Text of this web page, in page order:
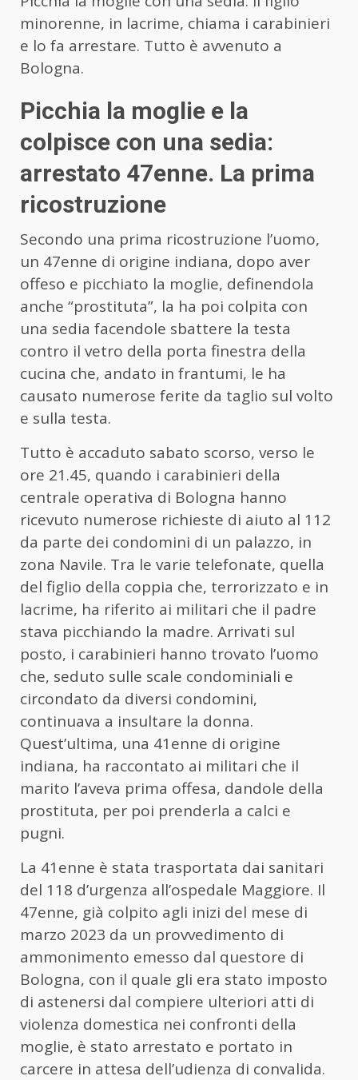
minorenne, in lacrime, chiama i carabinieri
e lo fa arrestare. Tutto è avvenuto a
Bologna.
Picchia la moglie e la
colpisce con una sedia:
arrestato 47enne. La prima
ricostruzione
Secondo una prima ricostruzione l’uomo,
un 47enne di origine indiana, dopo aver
offeso e picchiato la moglie, definendola
anche “prostituta”, la ha poi colpita con
una sedia facendole sbattere la testa
contro il vetro della porta finestra della
cucina che, andato in frantumi, le ha
causato numerose ferite da taglio sul volto
e sulla testa.
Tutto è accaduto sabato scorso, verso le
ore 21.45, quando i carabinieri della
centrale operativa di Bologna hanno
ricevuto numerose richieste di aiuto al 112
da parte dei condomini di un palazzo, in
zona Navile. Tra le varie telefonate, quella
del figlio della coppia che, terrorizzato e in
lacrime, ha riferito ai militari che il padre
stava picchiando la madre. Arrivati sul
posto, i carabinieri hanno trovato l’uomo
che, seduto sulle scale condominiali e
circondato da diversi condomini,
continuava a insultare la donna.
Quest’ultima, una 41enne di origine
indiana, ha raccontato ai militari che il
marito l’aveva prima offesa, dandole della
prostituta, per poi prenderla a calci e
pugni.
La 41enne è stata trasportata dai sanitari
del 118 d’urgenza all’ospedale Maggiore. Il
47enne, già colpito agli inizi del mese di
marzo 2023 da un provvedimento di
ammonimento emesso dal questore di
Bologna, con il quale gli era stato imposto
di astenersi dal compiere ulteriori atti di
violenza domestica nei confronti della
moglie, è stato arrestato e portato in
carcere in attesa dell’udienza di convalida.